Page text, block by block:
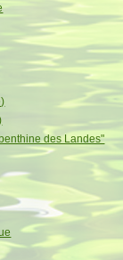
des Landes"